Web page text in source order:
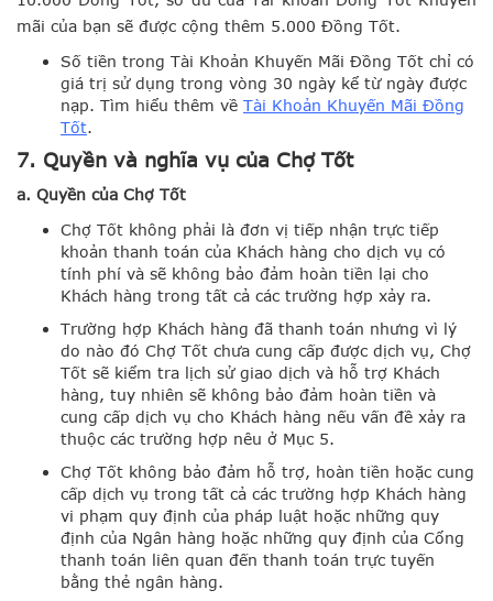
mãi của bạn sẽ được cộng thêm 5.000 Đồng Tốt.
Số tiền trong Tài Khoản Khuyến Mãi Đồng Tốt chỉ có
giá trị sử dụng trong vòng 30 ngày kể từ ngày được
nạp. Tìm hiểu thêm về Tài Khoản Khuyến Mãi Đồng
Tốt.
7. Quyền và nghĩa vụ của Chợ Tốt
a. Quyền của Chợ Tốt
Chợ Tốt không phải là đơn vị tiếp nhận trực tiếp
khoản thanh toán của Khách hàng cho dịch vụ có
tính phí và sẽ không bảo đảm hoàn tiền lại cho
Khách hàng trong tất cả các trường hợp xảy ra.
Trường hợp Khách hàng đã thanh toán nhưng vì lý
do nào đó Chợ Tốt chưa cung cấp được dịch vụ, Chợ
Tốt sẽ kiểm tra lịch sử giao dịch và hỗ trợ Khách
hàng, tuy nhiên sẽ không bảo đảm hoàn tiền và
cung cấp dịch vụ cho Khách hàng nếu vấn đề xảy ra
thuộc các trường hợp nêu ở Mục 5.
Chợ Tốt không bảo đảm hỗ trợ, hoàn tiền hoặc cung
cấp dịch vụ trong tất cả các trường hợp Khách hàng
vi phạm quy định của pháp luật hoặc những quy
định của Ngân hàng hoặc những quy định của Cổng
thanh toán liên quan đến thanh toán trực tuyến
bằng thẻ ngân hàng.